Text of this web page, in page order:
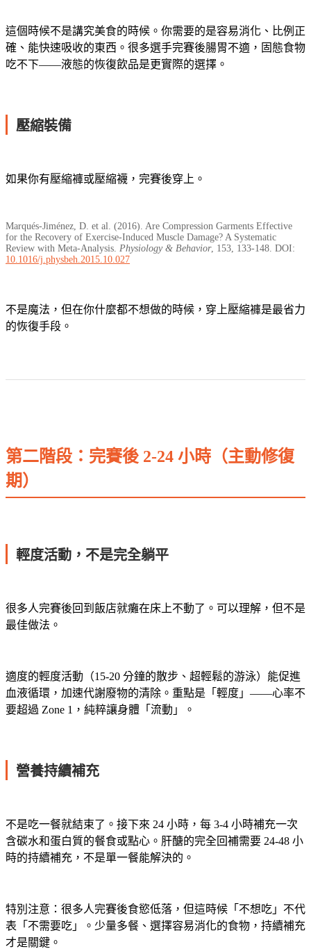
這個時候不是講究美食的時候。你需要的是容易消化、比例正
確、能快速吸收的東西。很多選手完賽後腸胃不適，固態食物
吃不下——液態的恢復飲品是更實際的選擇。
壓縮裝備
如果你有壓縮褲或壓縮襪，完賽後穿上。
Marqués-Jiménez, D. et al. (2016). Are Compression Garments Effective
for the Recovery of Exercise-Induced Muscle Damage? A Systematic
Review with Meta-Analysis. Physiology & Behavior, 153, 133-148. DOI:
10.1016/j.physbeh.2015.10.027
不是魔法，但在你什麼都不想做的時候，穿上壓縮褲是最省力
的恢復手段。
第二階段：完賽後 2-24 小時（主動修復
期）
輕度活動，不是完全躺平
很多人完賽後回到飯店就癱在床上不動了。可以理解，但不是
最佳做法。
適度的輕度活動（15-20 分鐘的散步、超輕鬆的游泳）能促進
血液循環，加速代謝廢物的清除。重點是「輕度」——心率不
要超過 Zone 1，純粹讓身體「流動」。
營養持續補充
不是吃一餐就結束了。接下來 24 小時，每 3-4 小時補充一次
含碳水和蛋白質的餐食或點心。肝醣的完全回補需要 24-48 小
時的持續補充，不是單一餐能解決的。
特別注意：很多人完賽後食慾低落，但這時候「不想吃」不代
表「不需要吃」。少量多餐、選擇容易消化的食物，持續補充
才是關鍵。